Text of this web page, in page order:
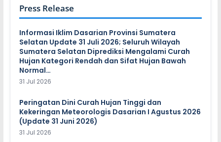
Press Release
Informasi Iklim Dasarian Provinsi Sumatera
Selatan Update 31 Juli 2026; Seluruh Wilayah
Sumatera Selatan Diprediksi Mengalami Curah
Hujan Kategori Rendah dan Sifat Hujan Bawah
Normal…
31 Jul 2026
Peringatan Dini Curah Hujan Tinggi dan
Kekeringan Meteorologis Dasarian I Agustus 2026
(Update 31 Juni 2026)
31 Jul 2026